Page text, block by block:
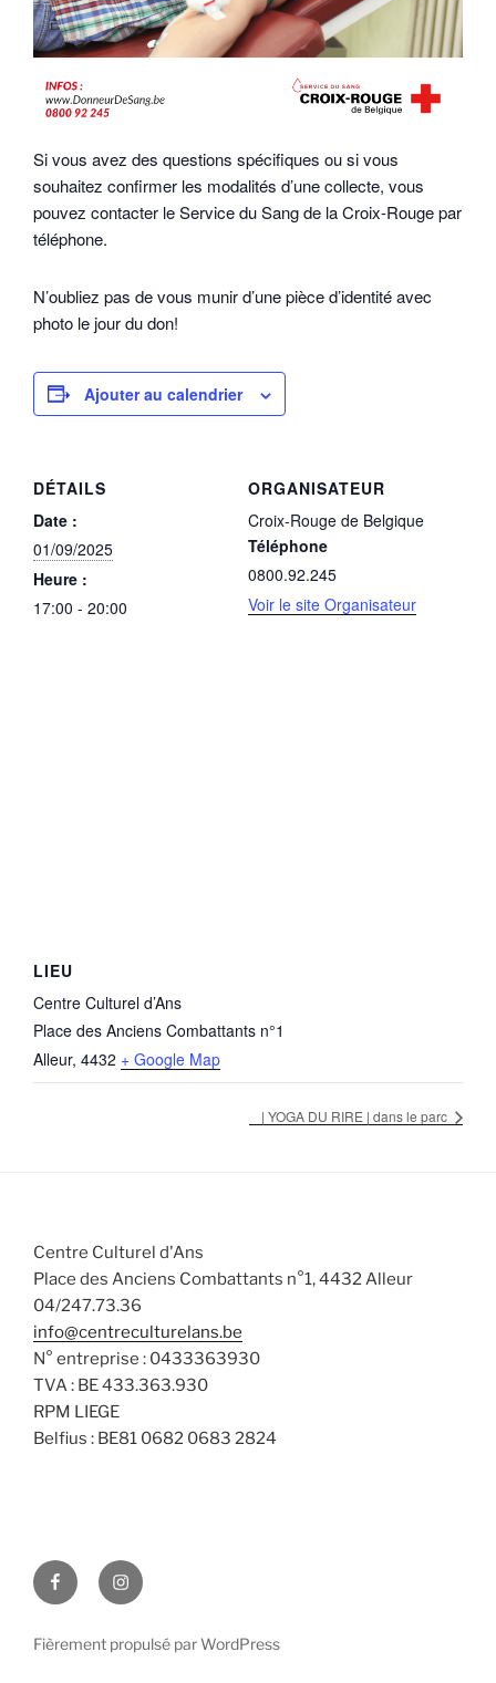
Si vous avez des questions spécifiques ou si vous
souhaitez confirmer les modalités d’une collecte, vous
pouvez contacter le Service du Sang de la Croix-Rouge par
téléphone.
N’oubliez pas de vous munir d’une pièce d’identité avec
photo le jour du don!
Ajouter au calendrier
DÉTAILS
Date :
01/09/2025
Heure :
17:00 - 20:00
ORGANISATEUR
Croix-Rouge de Belgique
Téléphone
0800.92.245
Voir le site Organisateur
LIEU
Centre Culturel d’Ans
Place des Anciens Combattants n°1
Alleur, 4432 + Google Map
| YOGA DU RIRE | dans le parc
Centre Culturel d'Ans
Place des Anciens Combattants n°1, 4432 Alleur
04/247.73.36
info@centreculturelans.be
N° entreprise : 0433363930
TVA : BE 433.363.930
RPM LIEGE
Belfius : BE81 0682 0683 2824
FacebookInstagram
Fièrement propulsé par WordPress